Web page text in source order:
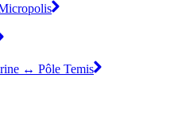
↔ Pôle Temis